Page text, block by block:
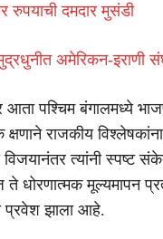
रुपयाची दमदार मुसंडी
अमेरिकन-इराणी
आता पश्चिम बंगालमध्ये
क्षणाने राजकीय
विजयानंतर त्यांनी स्पष्ट
मूल्यमापन
प्रवेश झाला आहे.